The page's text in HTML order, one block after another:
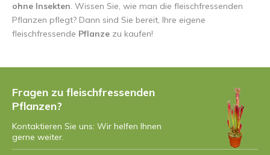
ohne Insekten. Wissen Sie, wie man die fleischfressenden
Pflanzen pflegt? Dann sind Sie bereit, Ihre eigene
fleischfressende Pflanze zu kaufen!
Fragen zu fleischfressenden
Pflanzen?
Kontaktieren Sie uns: Wir helfen Ihnen
gerne weiter.